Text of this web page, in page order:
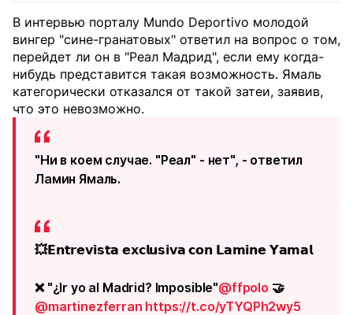
В интервью порталу Mundo Deportivo молодой
вингер "сине-гранатовых" ответил на вопрос о том,
перейдет ли он в "Реал Мадрид", если ему когда-
нибудь представится такая возможность. Ямаль
категорически отказался от такой затеи, заявив,
что это невозможно.
"Ни в коем случае. "Реал" - нет", - ответил
Ламин Ямаль.
💥𝗘𝗻𝘁𝗿𝗲𝘃𝗶𝘀𝘁𝗮 𝗲𝘅𝗰𝗹𝘂𝘀𝗶𝘃𝗮 𝗰𝗼𝗻 𝗟𝗮𝗺𝗶𝗻𝗲 𝗬𝗮𝗺𝗮𝗹
❌ "¿Ir yo al Madrid? Imposible"@ffpolo 🤝
@martinezferran https://t.co/yTYQPh2wy5